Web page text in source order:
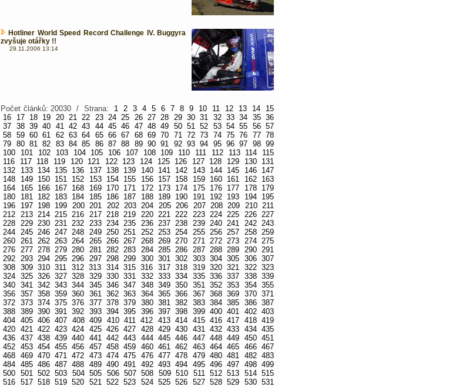
Hotliner World Speed Record Challenge IV. Buggyra
zvyšuje otářky !!
29.11.2006 13:14
Počet článků: 20030 / Strana: 1 2 3 4 5 6 7 8 9 10 11 12 13 14
15
16
17 18 19 20 21 22 23 24 25 26 27 28 29 30 31 32 33 34 35 36
37 38 39 40 41 42 43 44 45 46 47 48 49 50 51 52 53 54 55 56 57
58 59 60 61 62 63 64 65 66 67 68 69 70 71 72 73 74 75 76 77 78
79 80 81 82 83 84 85 86 87 88 89 90 91 92 93 94 95 96 97 98 99
100
101 102 103 104 105 106 107 108 109 110 111 112 113 114
115
116
117 118 119 120 121 122 123 124 125 126 127 128 129 130
131
132
133 134 135 136 137 138 139 140 141 142 143 144 145 146
147
148
149 150 151 152 153 154 155 156 157 158 159 160 161 162
163
164
165 166 167 168 169 170 171 172 173 174 175 176 177 178
179
180
181 182 183 184 185 186 187 188 189 190 191 192 193 194
195
196
197 198 199 200 201 202 203 204 205 206 207 208 209 210 211
212 213 214 215 216 217 218 219 220 221 222 223 224 225 226 227
228 229 230 231 232 233 234 235 236 237 238 239 240 241 242 243
244 245 246 247 248 249 250 251 252 253 254 255 256 257 258 259
260 261 262 263 264 265 266 267 268 269 270 271 272 273 274 275
276 277 278 279 280 281 282 283 284 285 286 287 288 289 290 291
292 293 294 295 296 297 298 299 300 301 302 303 304 305 306 307
308 309 310 311 312 313 314 315 316 317 318 319 320 321 322 323
324 325 326 327 328 329 330 331 332 333 334 335 336 337 338 339
340 341 342 343 344 345 346 347 348 349 350 351 352 353 354 355
356 357 358 359 360 361 362 363 364 365 366 367 368 369 370 371
372 373 374 375 376 377 378 379 380 381 382 383 384 385 386 387
388 389 390 391 392 393 394 395 396 397 398 399 400 401 402 403
404 405 406 407 408 409 410 411 412 413 414 415 416 417 418 419
420 421 422 423 424 425 426 427 428 429 430 431 432 433 434 435
436 437 438 439 440 441 442 443 444 445 446 447 448 449 450 451
452 453 454 455 456 457 458 459 460 461 462 463 464 465 466 467
468 469 470 471 472 473 474 475 476 477 478 479 480 481 482 483
484 485 486 487 488 489 490 491 492 493 494 495 496 497 498 499
500 501 502 503 504 505 506 507 508 509 510 511 512 513 514 515
516 517 518 519 520 521 522 523 524 525 526 527 528 529 530 531